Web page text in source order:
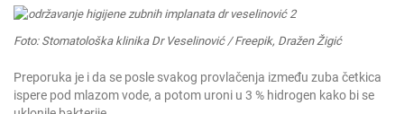
Foto: Stomatološka klinika Dr Veselinović / Freepik, Dražen Žigić
Preporuka je i da se posle svakog provlačenja između zuba četkica
ispere pod mlazom vode, a potom uroni u 3 % hidrogen kako bi se